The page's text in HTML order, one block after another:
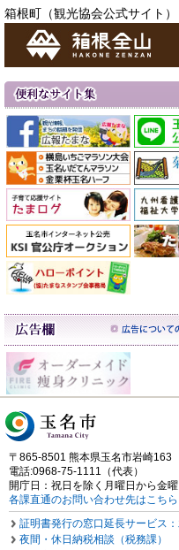
箱根町（観光協会公式サイト）
〒865-8501 熊本県玉名市岩崎163
電話:0968-75-1111（代表）
開庁日：祝日を除く月曜日から金
各課直通のお問い合わせ先はこちら
証明書発行の窓口延長サービス：
夜間・休日納税相談（税務課）